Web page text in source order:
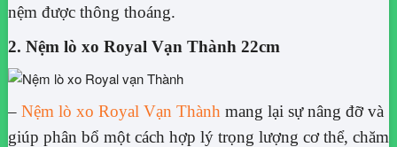
nệm được thông thoáng.
2. Nệm lò xo Royal Vạn Thành 22cm
– Nệm lò xo Royal Vạn Thành mang lại sự nâng đỡ và
giúp phân bổ một cách hợp lý trọng lượng cơ thể, chăm